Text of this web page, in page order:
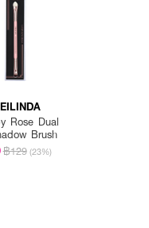
Rose Dual
Brush
฿129 (23%)